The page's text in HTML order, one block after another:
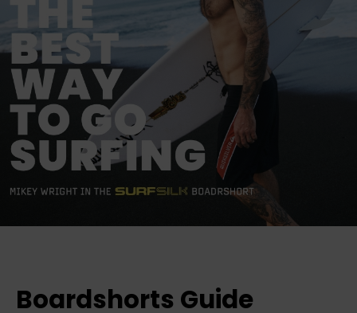
Boardshorts Guide